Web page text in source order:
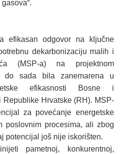
efikasan odgovor na ključne
dekarbonizaciju malih i
(MSP-a) na projektnom
do sada bila zanemarena u
efikasnosti Bosne i
Republike Hrvatske (RH). MSP-
za povećanje energetske
poslovnim procesima, ali zbog
potencijal još nije iskorišten.
pametnoj, konkurentnoj,